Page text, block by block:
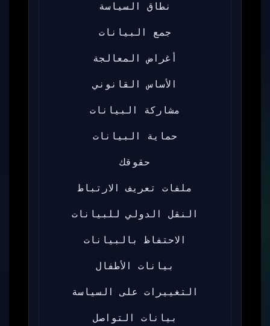
نطاق السياسة
جمع البيانات
أغراض المعالجة
الأساس القانوني
مشاركة البيانات
حماية البيانات
حقوقك
ملفات تعريف الارتباط
النقل الدولي للبيانات
الاحتفاظ بالبيانات
بيانات الأطفال
التغييرات على السياسة
بيانات التواصل